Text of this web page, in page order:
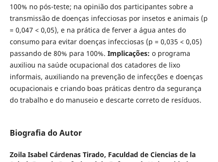
100% no pós-teste; na opinião dos participantes sobre a
transmissão de doenças infecciosas por insetos e animais (p
= 0,047 < 0,05), e na prática de ferver a água antes do
consumo para evitar doenças infecciosas (p = 0,035 < 0,05)
passando de 80% para 100%. Implicações: o programa
auxiliou na saúde ocupacional dos catadores de lixo
informais, auxiliando na prevenção de infecções e doenças
ocupacionais e criando boas práticas dentro da segurança
do trabalho e do manuseio e descarte correto de resíduos.
Biografia do Autor
Zoila Isabel Cárdenas Tirado, Faculdad de Ciencias de la